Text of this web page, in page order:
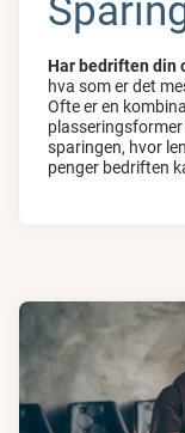
Har bedriften din
hva som er det
Ofte er en
sparingen, hvor
penger bedriften